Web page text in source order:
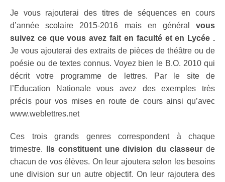
Je vous rajouterai des titres de séquences en cours
d’année scolaire 2015-2016 mais en général
vous
suivez ce que vous avez fait en faculté et en Lycée .
Je vous ajouterai des extraits de pièces de théâtre ou de
poésie ou de textes connus. Voyez bien le B.O. 2010 qui
décrit votre programme de lettres. Par le site de
l’Education Nationale vous avez des exemples très
précis pour vos mises en route de cours ainsi qu’avec
www.weblettres.net
Ces trois grands genres correspondent à chaque
trimestre.
Ils constituent une division du classeur de
chacun de vos élèves. On leur ajoutera selon les besoins
une division sur un autre objectif. On leur rajoutera des